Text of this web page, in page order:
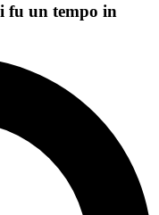
fu un tempo in